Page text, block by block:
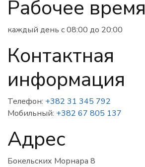
Рабочее время
каждый день с 08:00 до 20:00
Контактная
информация
Телефон: +382 31 345 792
Мобильный: +382 67 805 137
Адрес
Бокельских Морнара 8